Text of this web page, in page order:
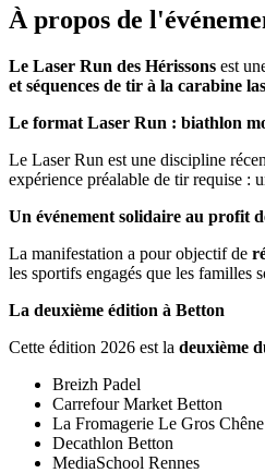
À propos de
Le Laser Run des Hérissons est
et séquences de tir à la carabine
Le format Laser Run : biathlon
Le Laser Run est une discipline
expérience préalable de tir requise :
Un événement solidaire au profit
La manifestation a pour objectif de
les sportifs engagés que les familles
La deuxième édition à Betton
Cette édition 2026 est la deuxième
Breizh Padel
Carrefour Market Betton
La Fromagerie Le Gros Chêne
Decathlon Betton
MediaSchool Rennes